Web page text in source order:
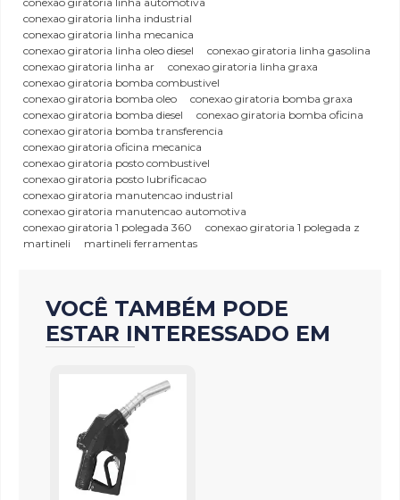
conexao giratoria linha industrial
conexao giratoria linha mecanica
conexao giratoria linha oleo diesel
conexao giratoria linha gasolina
conexao giratoria linha ar
conexao giratoria linha graxa
conexao giratoria bomba combustivel
conexao giratoria bomba oleo
conexao giratoria bomba graxa
conexao giratoria bomba diesel
conexao giratoria bomba oficina
conexao giratoria bomba transferencia
conexao giratoria oficina mecanica
conexao giratoria posto combustivel
conexao giratoria posto lubrificacao
conexao giratoria manutencao industrial
conexao giratoria manutencao automotiva
conexao giratoria 1 polegada 360
conexao giratoria 1 polegada z
martineli
martineli ferramentas
VOCÊ TAMBÉM PODE
ESTAR INTERESSADO EM